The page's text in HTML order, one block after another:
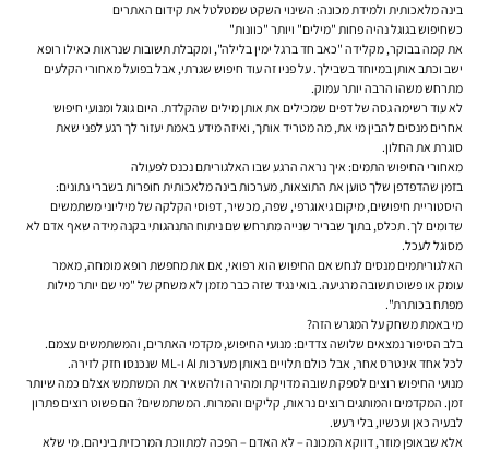
בינה מלאכותית ולמידת מכונה: השינוי השקט שמטלטל את קידום האתרים
כשחיפוש בגוגל נהיה פחות "מילים" ויותר "כוונות"
את קמה בבוקר, מקלידה "כאב חד ברגל ימין בלילה", ומקבלת תשובות שנראות כאילו רופא
ישב וכתב אותן במיוחד בשבילך. על פניו זה עוד חיפוש שגרתי, אבל בפועל מאחורי הקלעים
מתרחש משהו הרבה יותר עמוק.
לא עוד רשימה גסה של דפים שמכילים את אותן מילים שהקלדת. היום גוגל ומנועי חיפוש
אחרים מנסים להבין מי את, מה מטריד אותך, ואיזה מידע באמת יעזור לך רגע לפני שאת
סוגרת את החלון.
מאחורי החיפוש התמים: איך נראה הרגע שבו האלגוריתם נכנס לפעולה
בזמן שהדפדפן שלך טוען את התוצאות, מערכות בינה מלאכותית חופרות בשברי נתונים:
היסטוריית חיפושים, מיקום גיאוגרפי, שפה, מכשיר, דפוסי הקלקה של מיליוני משתמשים
שדומים לך. תכלס, בתוך שבריר שנייה מתרחש שם ניתוח התנהגותי בקנה מידה שאף אדם לא
מסוגל לעכל.
האלגוריתמים מנסים לנחש אם החיפוש הוא רפואי, אם את מחפשת רופא מומחה, מאמר
עומק או פשוט תשובה מרגיעה. בואי נגיד שזה כבר מזמן לא משחק של "מי שם יותר מילות
מפתח בכותרת".
מי באמת משחק על המגרש הזה?
בלב הסיפור נמצאים שלושה צדדים: מנועי החיפוש, מקדמי האתרים, והמשתמשים עצמם.
לכל אחד אינטרס אחר, אבל כולם תלויים באותן מערכות AI ו-ML שנכנסו חזק לזירה.
מנועי החיפוש רוצים לספק תשובה מדויקת ומהירה ולהשאיר את המשתמש אצלם כמה שיותר
זמן. המקדמים והמותגים רוצים נראות, קליקים והמרות. המשתמשים? הם פשוט רוצים פתרון
לבעיה כאן ועכשיו, בלי רעש.
אלא שבאופן מוזר, דווקא המכונה – לא האדם – הפכה למתווכת המרכזית ביניהם. מי שלא